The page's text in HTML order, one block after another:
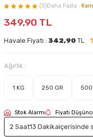
(3) Daha Fazla :
349,90 TL
Havale Fiyatı : 342,90 TL
Ağırlık :
1 KG 250 GR 500
Stok Alarmı Fiyatı
2 Saat13 Dakikaiçerisinde